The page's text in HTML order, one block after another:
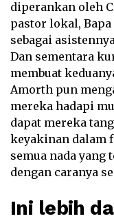
diperankan oleh
pastor lokal, Bapa
sebagai
Dan sementara
membuat
Amorth pun
mereka hadapi
dapat mereka
keyakinan dalam
semua nada yang
dengan caranya
Ini lebih